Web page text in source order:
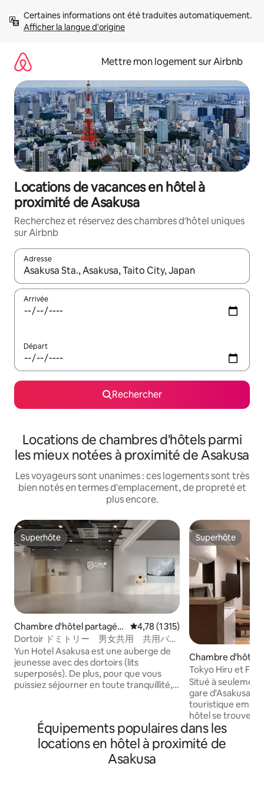
directement
Afficher la langue d'origine
Mettre mon logement sur Airbnb
Locations de vacances en hôtel à
proximité de Asakusa
Recherchez et réservez des chambres d'hôtel uniques
sur Airbnb
Adresse
Lorsque les résultats s'affichent, utilisez les flèches vers le
Arrivée
Départ
Rechercher
Locations de chambres d'hôtels parmi
les mieux notées à proximité de Asakusa
Les voyageurs sont unanimes : ces logements sont très
bien notés en termes d'emplacement, de propreté et
plus encore.
Superhôte
Superhôte
Chambre d'hôtel partagée
⋅ Sumida City
Évaluation moyenne sur la base
4,78 (1 315)
Dortoir ドミトリー 男女共用 共用バス
ルーム mixte
Yun Hotel Asakusa est une auberge de
jeunesse avec des dortoirs (lits
superposés). De plus, pour que vous
puissiez séjourner en toute tranquillité,
consigne des bagages est disponible.
Idéal comme base touristique, il est
également idéalement situé à 6 minutes
à pied de la station Asakusa, à 15 minutes
à pied de la Tokyo Skytree, à environ 50
Superhôte
Superhôte
Chambre d'hôtel
ity
Tokyo Hiru et
Hébergement
de la gare
de la Skytree/
de Narita et
Situé à
gare d'Asakusa,
touristique
hôtel se trouve à
temple Sensoji,
japonais
l'agitation des
Équipements populaires dans les
locations en hôtel à proximité de
Asakusa